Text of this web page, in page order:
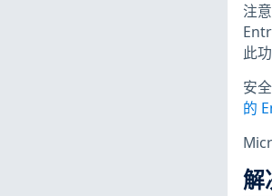
注
此
安
的
解